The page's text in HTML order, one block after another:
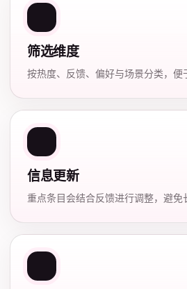
筛选维度
按热度、反馈、偏好与场景分类，便
信息更新
重点条目会结合反馈进行调整，避免